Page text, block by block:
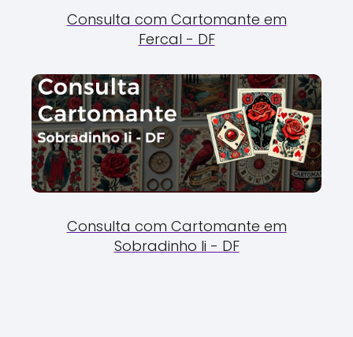
Consulta com Cartomante em
Fercal - DF
Consulta com Cartomante em
Sobradinho Ii - DF